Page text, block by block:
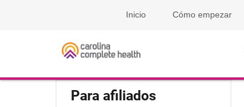
Inicio Cómo empezar
Para afiliados